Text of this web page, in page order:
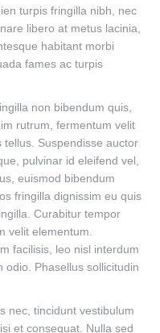
turpis fringilla nibh, nec
libero at metus lacinia,
habitant morbi
fames ac turpis
non bibendum quis,
rutrum, fermentum velit
Suspendisse auctor
pulvinar id eleifend vel,
euismod bibendum
fringilla dignissim eu quis
Curabitur tempor
velit elementum.
facilisis, leo nisl interdum
odio. Phasellus sollicitudin
nec, tincidunt vestibulum
et consequat. Nulla sed